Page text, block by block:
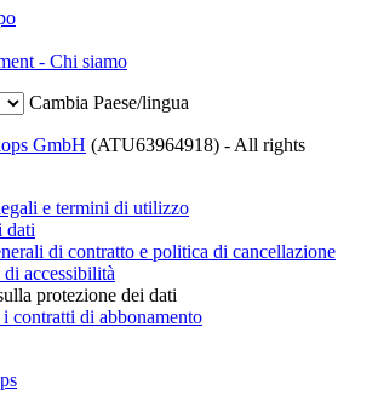
- Chi siamo
Cambia Paese/lingua
GmbH (ATU63964918) - All rights
e termini di utilizzo
dati
di contratto e politica di cancellazione
accessibilità
protezione dei dati
contratti di abbonamento